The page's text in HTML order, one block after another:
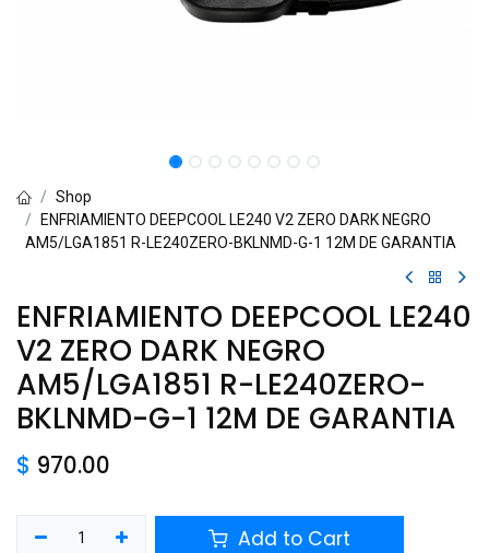
Shop
ENFRIAMIENTO DEEPCOOL LE240 V2 ZERO DARK NEGRO
AM5/LGA1851 R-LE240ZERO-BKLNMD-G-1 12M DE GARANTIA
ENFRIAMIENTO DEEPCOOL LE240
V2 ZERO DARK NEGRO
AM5/LGA1851 R-LE240ZERO-
BKLNMD-G-1 12M DE GARANTIA
$ 970.00
Add to Cart